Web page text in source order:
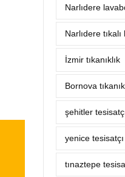
Narlıdere
Narlıdere
İzmir tıkanıklık
Bornova
şehitler
yenice tesisatçı
tınaztepe